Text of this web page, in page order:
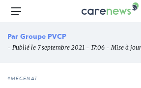
Aller
principal
Carenews,
des
Menu
Par Groupe PVCP
- Publié le 7 septembre 2021 - 17:06 - Mise à
#MÉCÉNAT